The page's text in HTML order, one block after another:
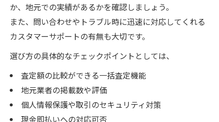
か、地元での実績があるかを確認しましょう。
また、問い合わせやトラブル時に迅速に対応してくれる
カスタマーサポートの有無も大切です。
選び方の具体的なチェックポイントとしては、
査定額の比較ができる一括査定機能
地元業者の掲載数や評価
個人情報保護や取引のセキュリティ対策
現金即払いへの対応可否